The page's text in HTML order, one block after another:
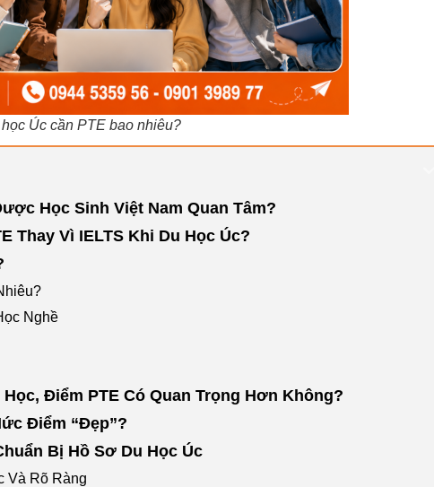
Úc cần PTE bao nhiêu?
Học Sinh Việt Nam Quan Tâm?
Thay Vì IELTS Khi Du Học Úc?
Nghề
Điểm PTE Có Quan Trọng Hơn Không?
Điểm “Đẹp”?
Bị Hồ Sơ Du Học Úc
Và Rõ Ràng